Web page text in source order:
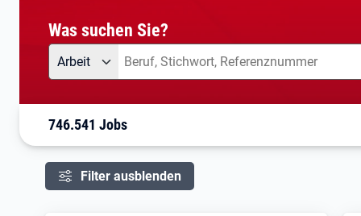
Was suchen Sie?
Angebotsart
Arbeit Was suchen Sie?
746.541 Jobs
Filter ausblenden